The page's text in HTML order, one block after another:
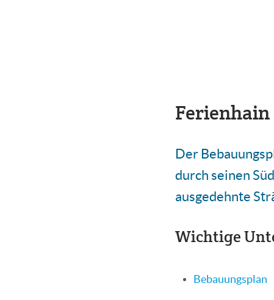
Der
durch seinen
ausgedehnte
Wichtige
Bebauungsplan